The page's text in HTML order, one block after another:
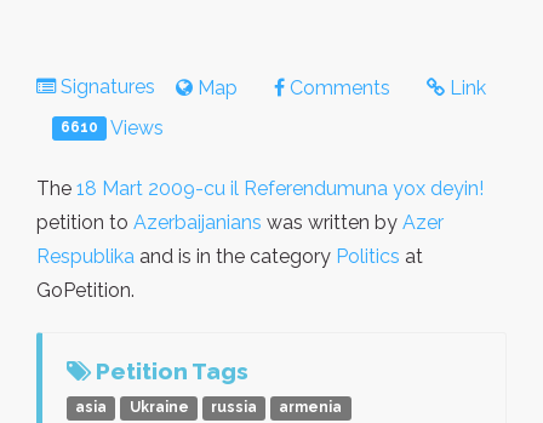
Signatures Map Comments Link
6610 Views
The 18 Mart 2009-cu il Referendumuna yox deyin!
petition to Azerbaijanians was written by Azer
Respublika and is in the category Politics at
GoPetition.
Petition Tags
asia Ukraine russia
armenia